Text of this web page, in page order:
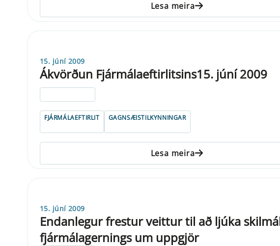
Lesa meira
15. júní 2009
Ákvörðun Fjármálaeftirlitsins15. júní 2009
FJÁRMÁLAEFTIRLIT GAGNSÆISTILKYNNINGAR
Lesa meira
15. júní 2009
Endanlegur frestur veittur til að ljúka
fjármálagernings um uppgjör